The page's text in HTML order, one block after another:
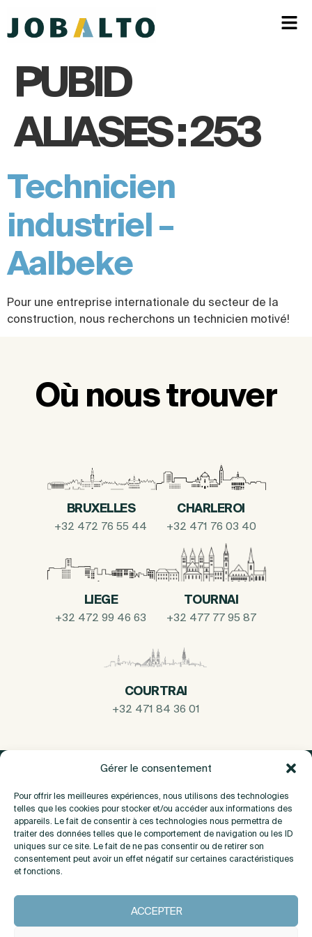
Gérer le consentement
Pour offrir les meilleures expériences, nous utilisons des technologies
telles que les cookies pour stocker et/ou accéder aux informations des
appareils. Le fait de consentir à ces technologies nous permettra de
traiter des données telles que le comportement de navigation ou les ID
uniques sur ce site. Le fait de ne pas consentir ou de retirer son
consentement peut avoir un effet négatif sur certaines caractéristiques
et fonctions.
ACCEPTER
PUBID
ALIASES :253
Technicien
industriel –
Aalbeke
Pour une entreprise internationale du secteur de la
construction, nous recherchons un technicien motivé!
Où nous trouver
BRUXELLES
+32 472 76 55 44
CHARLEROI
+32 471 76 03 40
LIEGE
+32 472 99 46 63
TOURNAI
+32 477 77 95 87
COURTRAI
+32 471 84 36 01
A propos